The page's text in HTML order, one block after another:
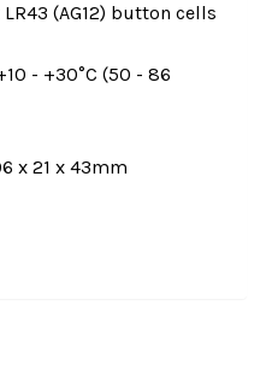
LR43 (AG12) button cells
- +30°C (50 - 86
x 21 x 43mm